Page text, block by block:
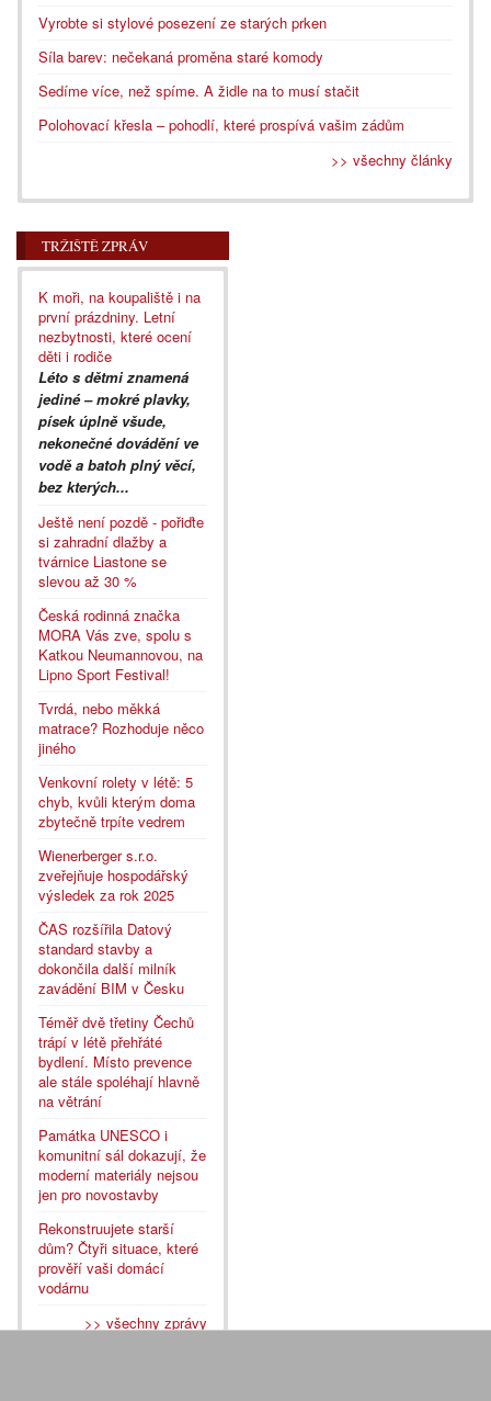
Vyrobte si stylové posezení ze starých prken
Síla barev: nečekaná proměna staré komody
Sedíme více, než spíme. A židle na to musí stačit
Polohovací křesla – pohodlí, které prospívá vašim zádům
>> všechny články
TRŽIŠTĚ ZPRÁV
K moři, na koupaliště i na
první prázdniny. Letní
nezbytnosti, které ocení
děti i rodiče
Léto s dětmi znamená
jediné – mokré plavky,
písek úplně všude,
nekonečné dovádění ve
vodě a batoh plný věcí,
bez kterých...
Ještě není pozdě - pořiďte
si zahradní dlažby a
tvárnice Liastone se
slevou až 30 %
Česká rodinná značka
MORA Vás zve, spolu s
Katkou Neumannovou, na
Lipno Sport Festival!
Tvrdá, nebo měkká
matrace? Rozhoduje něco
jiného
Venkovní rolety v létě: 5
chyb, kvůli kterým doma
zbytečně trpíte vedrem
Wienerberger s.r.o.
zveřejňuje hospodářský
výsledek za rok 2025
ČAS rozšířila Datový
standard stavby a
dokončila další milník
zavádění BIM v Česku
Téměř dvě třetiny Čechů
trápí v létě přehřáté
bydlení. Místo prevence
ale stále spoléhají hlavně
na větrání
Památka UNESCO i
komunitní sál dokazují, že
moderní materiály nejsou
jen pro novostavby
Rekonstruujete starší
dům? Čtyři situace, které
prověří vaši domácí
vodárnu
>> všechny zprávy